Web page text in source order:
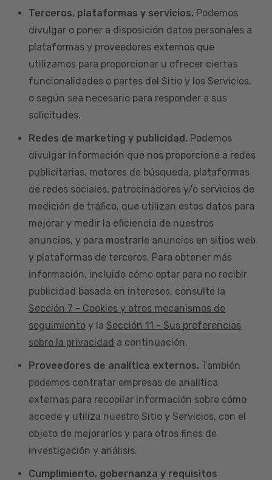
Terceros, plataformas y servicios. Podemos
divulgar o poner a disposición datos personales a
plataformas y proveedores externos que
utilizamos para proporcionar u ofrecer ciertas
funcionalidades o partes del Sitio y los Servicios,
o según sea necesario para responder a sus
solicitudes.
Redes de marketing y publicidad. Podemos
divulgar información que nos proporcione a redes
publicitarias, motores de búsqueda, plataformas
de redes sociales, patrocinadores y/o servicios de
medición de tráfico, que utilizan estos datos para
mejorar y medir la eficiencia de nuestros
anuncios, y para mostrarle anuncios en sitios web
y plataformas de terceros. Para obtener más
información, incluido cómo optar para no recibir
publicidad basada en intereses, consulte la
Sección 7 - Cookies y otros mecanismos de
seguimiento y la Sección 11 - Sus preferencias
sobre la privacidad a continuación.
Proveedores de analítica externos. También
podemos contratar empresas de analítica
externas para recopilar información sobre cómo
accede y utiliza nuestro Sitio y Servicios, con el
objeto de mejorarlos y para otros fines de
investigación y análisis.
Cumplimiento, gobernanza y requisitos